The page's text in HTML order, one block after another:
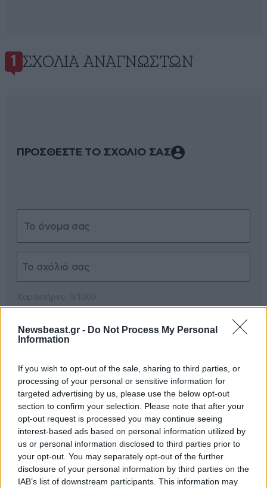
Newsbeast.gr - Do Not Process My Personal
Information
If you wish to opt-out of the sale, sharing to third parties, or
processing of your personal or sensitive information for
targeted advertising by us, please use the below opt-out
section to confirm your selection. Please note that after your
opt-out request is processed you may continue seeing
interest-based ads based on personal information utilized by
us or personal information disclosed to third parties prior to
your opt-out. You may separately opt-out of the further
disclosure of your personal information by third parties on the
IAB’s list of downstream participants. This information may
1 ΣΧΌΛΙΑ ΑΝΑΓΝΩΣΤΏΝ
ΠΡΟΣΘΕΣΤΕ ΤΟ ΣΧΟΛΙΟ ΣΑΣ
Διαβάστε και ακολουθήστε τους κανόνες σχολιασμού
και αγροτοδάνεια 23·07·2024 18:21
θα δώσουν οι πασοκοι όταν γίνουν κυβέρνηση,
επίδομα καύσωνα, επίδομα έλειψης βροχής και ότι
άλλο για να μας ξαναφέρουν στην ίδια δυσχερή
οικονομική θέση.